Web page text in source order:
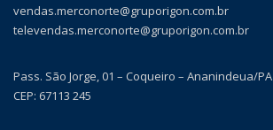
vendas.merconorte@gruporigon.com.br
televendas.merconorte@gruporigon.com.br
Pass. São Jorge, 01 – Coqueiro – Ananindeua/PA
CEP: 67113 245